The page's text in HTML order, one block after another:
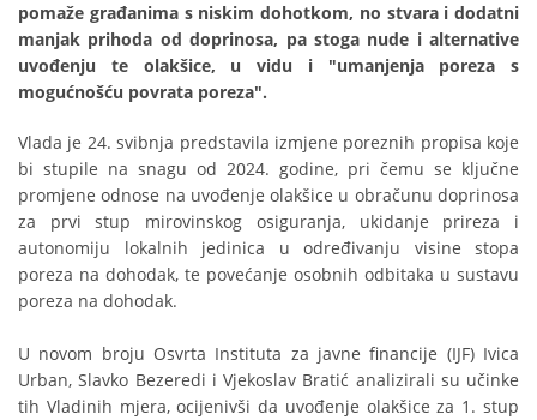
pomaže građanima s niskim dohotkom, no stvara i dodatni
manjak prihoda od doprinosa, pa stoga nude i alternative
uvođenju te olakšice, u vidu i "umanjenja poreza s
mogućnošću povrata poreza".
Vlada je 24. svibnja predstavila izmjene poreznih propisa koje
bi stupile na snagu od 2024. godine, pri čemu se ključne
promjene odnose na uvođenje olakšice u obračunu doprinosa
za prvi stup mirovinskog osiguranja, ukidanje prireza i
autonomiju lokalnih jedinica u određivanju visine stopa
poreza na dohodak, te povećanje osobnih odbitaka u sustavu
poreza na dohodak.
U novom broju Osvrta Instituta za javne financije (IJF) Ivica
Urban, Slavko Bezeredi i Vjekoslav Bratić analizirali su učinke
tih Vladinih mjera, ocijenivši da uvođenje olakšice za 1. stup